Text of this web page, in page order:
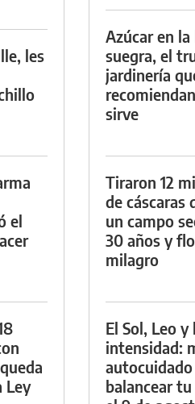
les
el
Ley
Azúcar en
suegra, el
jardinería
sirve
Tiraron 12
de cáscaras
un campo
30 años y
milagro
El Sol, Leo y
intensidad:
balancear